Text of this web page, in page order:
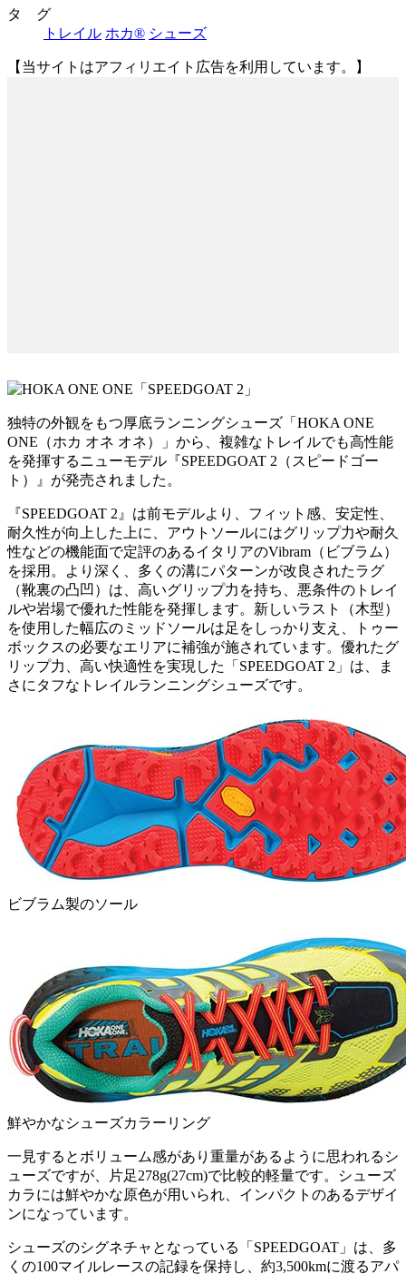
タ グ
トレイル ホカ® シューズ
【当サイトはアフィリエイト広告を利用しています。】
独特の外観をもつ厚底ランニングシューズ「HOKA ONE
ONE（ホカ オネ オネ）」から、複雑なトレイルでも高性能
を発揮するニューモデル『SPEEDGOAT 2（スピードゴー
ト）』が発売されました。
『SPEEDGOAT 2』は前モデルより、フィット感、安定性、
耐久性が向上した上に、アウトソールにはグリップ力や耐久
性などの機能面で定評のあるイタリアのVibram（ビブラム）
を採用。より深く、多くの溝にパターンが改良されたラグ
（靴裏の凸凹）は、高いグリップ力を持ち、悪条件のトレイ
ルや岩場で優れた性能を発揮します。新しいラスト（木型）
を使用した幅広のミッドソールは足をしっかり支え、トゥー
ボックスの必要なエリアに補強が施されています。優れたグ
リップ力、高い快適性を実現した「SPEEDGOAT 2」は、ま
さにタフなトレイルランニングシューズです。
ビブラム製のソール
鮮やかなシューズカラーリング
一見するとボリューム感があり重量があるように思われるシ
ューズですが、片足278g(27cm)で比較的軽量です。シューズ
カラには鮮やかな原色が用いられ、インパクトのあるデザイ
ンになっています。
シューズのシグネチャとなっている「SPEEDGOAT」は、多
くの100マイルレースの記録を保持し、約3,500kmに渡るアパ